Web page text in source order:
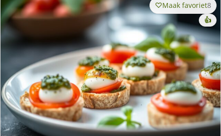
Maak favoriet8
👍